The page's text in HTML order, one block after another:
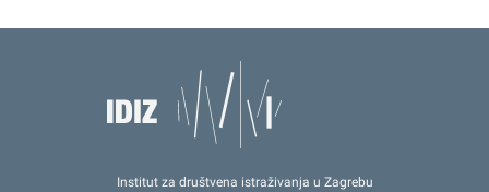
Institut za društvena istraživanja u Zagrebu